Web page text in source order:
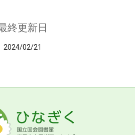
終更新日
2024/02/21